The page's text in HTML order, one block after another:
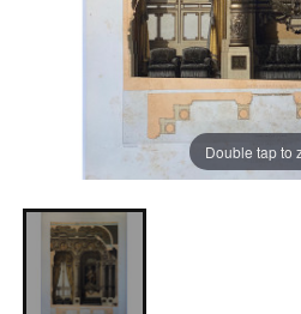
Double tap to